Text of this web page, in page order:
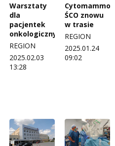
Warsztaty
dla
pacjentek
onkologicznych
REGION
2025.02.03
13:28
ŚCO znowu
w trasie
REGION
2025.01.24
09:02